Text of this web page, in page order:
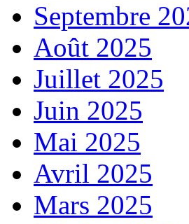
Septembre
Août 2025
Juillet 2025
Juin 2025
Mai 2025
Avril 2025
Mars 2025